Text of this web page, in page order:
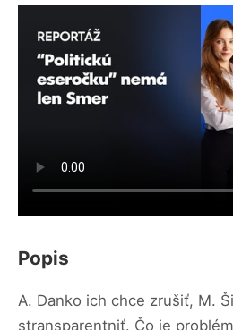
Popis
A. Danko ich chce zrušiť, M.
stransparentniť. Čo je